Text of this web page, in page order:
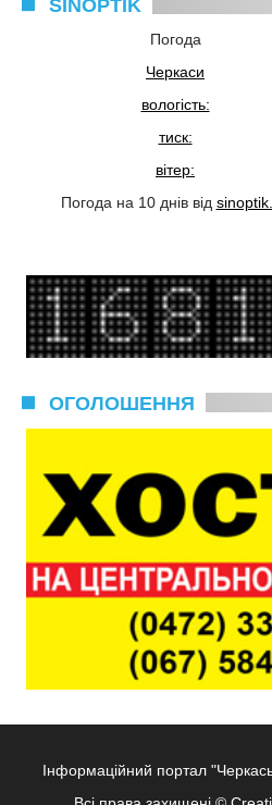
SINOPTIK
Погода
Черкаси
вологість:
тиск:
вітер:
Погода на 10 днів від
ОГОЛОШЕННЯ
Інформаційний портал